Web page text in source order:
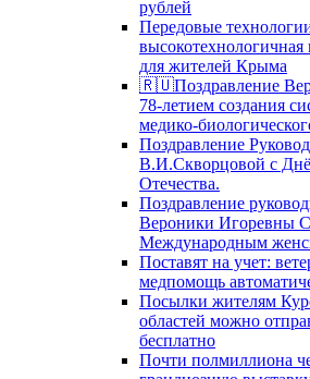
рублей
Передовые
для жителей Крыма
🇷🇺Поздравление
78-летием создания
медико-
Поздравление
В.И.Скворцовой с
Отечества.
Поздравление
Вероники Игоревны
Международным
Поставят на учет:
медпомощь
Посылки жителям
областей можно
бесплатно
Почти полмиллиона